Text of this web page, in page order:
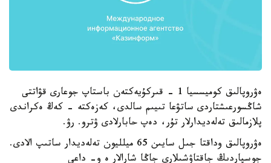
ەۋروپالىق كوميسسيا 1 - قىركۇيەكتەن باستاپ جوعارى قۋاتتى
شاڭسورعىشتاردى ساتۋعا تىيىم سالدى، كەزەكتە - كەڭ ەكراندى
پلازمالىق تەلەديدارلار تۇر، دەپ حابارلادى ۋترو. رۋ.
ەۋروپالىق وداقتا جىل سايىن 65 ميلليون تەلەديدار ساتىپ الادى.
جوسپاردىڭ جاقتاۋشىلارى جاڭا شارالار ە و- داعى